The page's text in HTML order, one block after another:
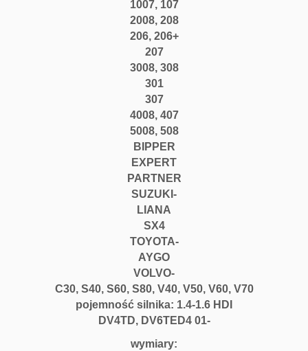
1007, 107
2008, 208
206, 206+
207
3008, 308
301
307
4008, 407
5008, 508
BIPPER
EXPERT
PARTNER
SUZUKI-
LIANA
SX4
TOYOTA-
AYGO
VOLVO-
C30, S40, S60, S80, V40, V50, V60, V70
pojemność silnika: 1.4-1.6 HDI
DV4TD, DV6TED4 01-
wymiary: